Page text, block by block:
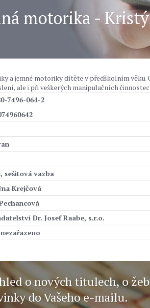
motorika -
a jemné motoriky dítěte v předškolním věku.
ale i při veškerých manipulačních
7496-064-2
sešitová vazba
Krejčová
Dr. Josef Raabe, s.r.o.
o nových titulech, o
do Vašeho e-mailu.